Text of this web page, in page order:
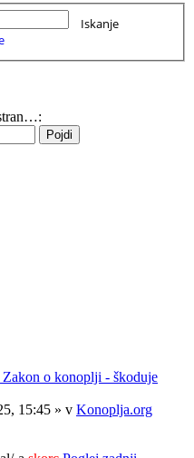
Iskanje
o konoplji - škoduje
15:45 » v Konoplja.org